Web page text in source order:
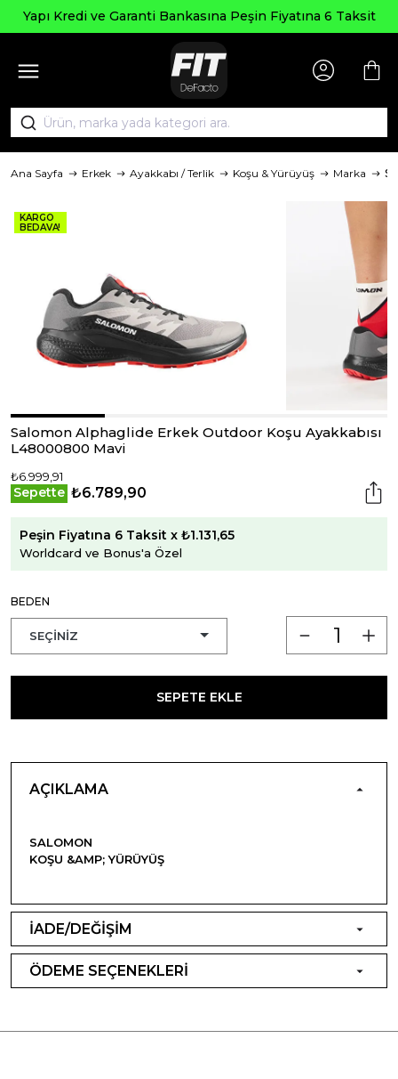
Yapı Kredi ve Garanti Bankasına Peşin Fiyatına 6 Taksit
Ana Sayfa Erkek Ayakkabı / Terlik Koşu & Yürüyüş Marka
KARGO
BEDAVA!
Salomon Alphaglide Erkek Outdoor Koşu Ayakkabısı
L48000800 Mavi
₺6.999,91
Sepette ₺6.789,90
Peşin Fiyatına 6 Taksit x ₺1.131,65
Worldcard ve Bonus'a Özel
BEDEN
SEPETE EKLE
AÇIKLAMA
SALOMON
KOŞU &AMP; YÜRÜYÜŞ
İADE/DEĞİŞİM
ÖDEME SEÇENEKLERİ